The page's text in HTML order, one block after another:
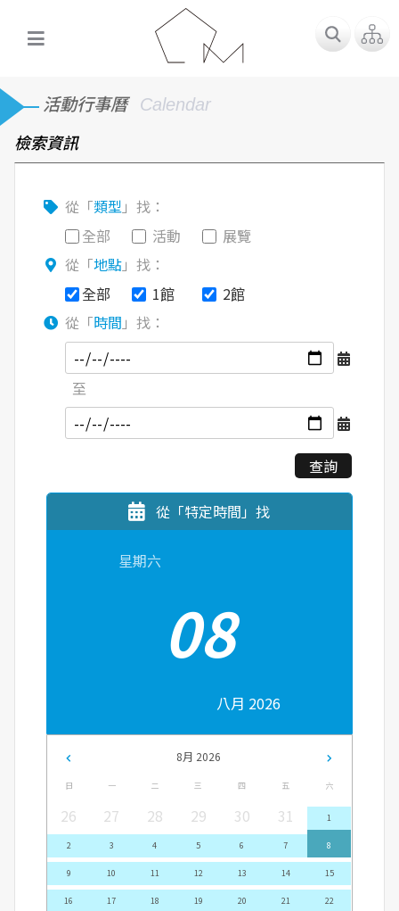
活動行事曆 Calendar
檢索資訊
從「類型」找：
全部
活動
展覽
從「地點」找：
全部
1館
2館
從「時間 」找：
至
查詢
從「特定時間」找
星期六
08
八月 2026
8月 2026
日 一 二 三 四 五 六
26 27 28 29 30 31 1
2 3 4 5 6 7 8
9 10 11 12 13 14 15
16 17 18 19 20 21 22